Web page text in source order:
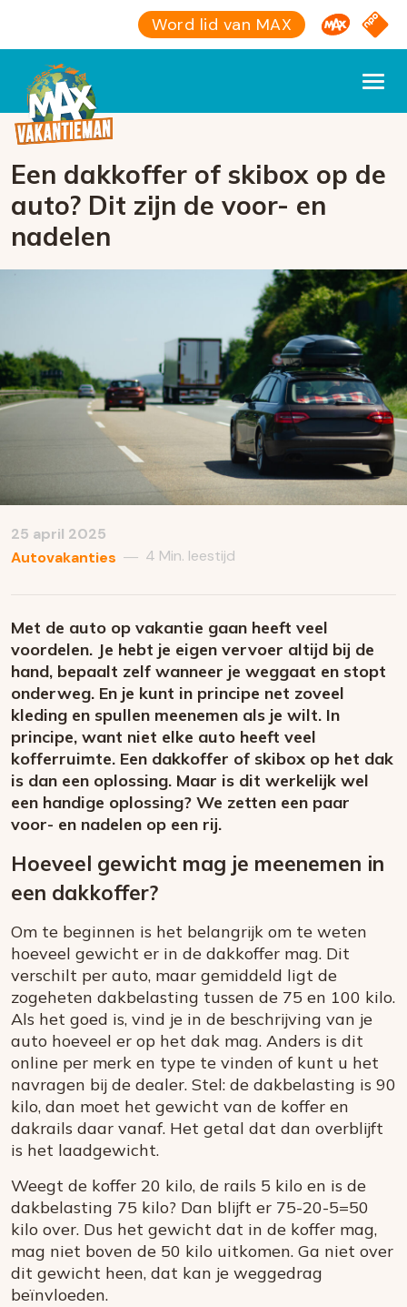
Word lid van MAX Omroep
NPO
Een dakkoffer of skibox op de
auto? Dit zijn de voor- en
nadelen
25 april 2025
Autovakanties — 4 Min. leestijd
Met de auto op vakantie gaan heeft veel
voordelen. Je hebt je eigen vervoer altijd bij de
hand, bepaalt zelf wanneer je weggaat en stopt
onderweg. En je kunt in principe net zoveel
kleding en spullen meenemen als je wilt. In
principe, want niet elke auto heeft veel
kofferruimte. Een dakkoffer of skibox op het dak
is dan een oplossing. Maar is dit werkelijk wel
een handige oplossing? We zetten een paar
voor- en nadelen op een rij.
Hoeveel gewicht mag je meenemen in
een dakkoffer?
Om te beginnen is het belangrijk om te weten
hoeveel gewicht er in de dakkoffer mag. Dit
verschilt per auto, maar gemiddeld ligt de
zogeheten dakbelasting tussen de 75 en 100 kilo.
Als het goed is, vind je in de beschrijving van je
auto hoeveel er op het dak mag. Anders is dit
online per merk en type te vinden of kunt u het
navragen bij de dealer. Stel: de dakbelasting is 90
kilo, dan moet het gewicht van de koffer en
dakrails daar vanaf. Het getal dat dan overblijft
is het laadgewicht.
Weegt de koffer 20 kilo, de rails 5 kilo en is de
dakbelasting 75 kilo? Dan blijft er 75-20-5=50
kilo over. Dus het gewicht dat in de koffer mag,
mag niet boven de 50 kilo uitkomen. Ga niet over
dit gewicht heen, dat kan je weggedrag
beïnvloeden.